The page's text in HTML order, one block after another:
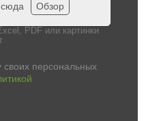
Обзор
PDF или картинки
своих персональных